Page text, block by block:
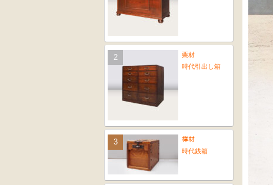
栗材
時代引出し箱
﨔材
時代銭箱